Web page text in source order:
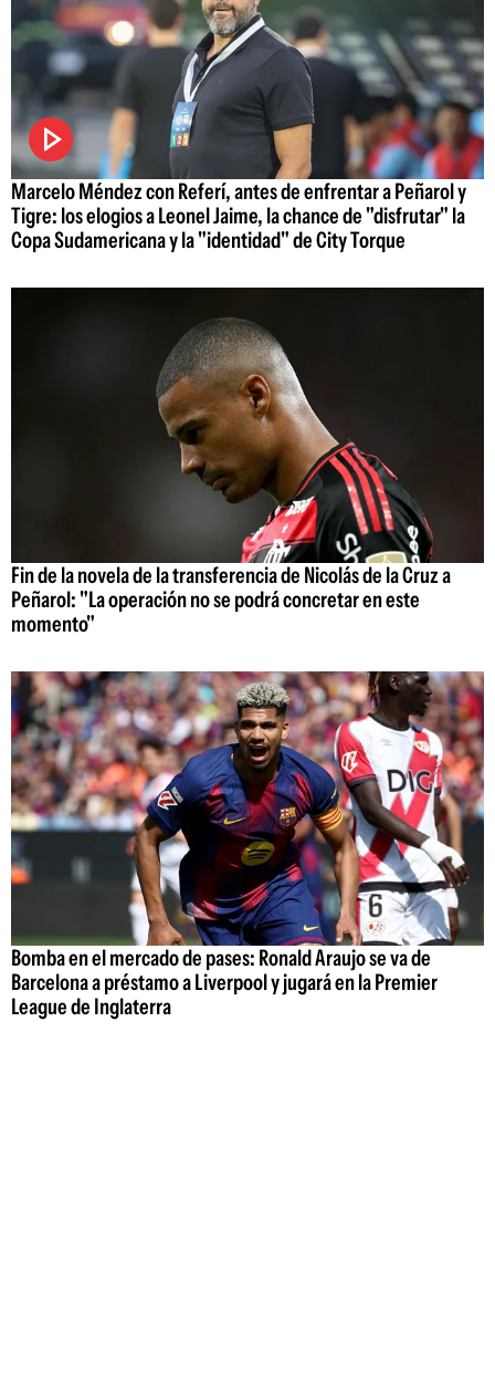
Marcelo Méndez con Referí, antes de enfrentar a Peñarol y
Tigre: los elogios a Leonel Jaime, la chance de "disfrutar" la
Copa Sudamericana y la "identidad" de City Torque
Fin de la novela de la transferencia de Nicolás de la Cruz a
Peñarol: "La operación no se podrá concretar en este
momento"
Bomba en el mercado de pases: Ronald Araujo se va de
Barcelona a préstamo a Liverpool y jugará en la Premier
League de Inglaterra